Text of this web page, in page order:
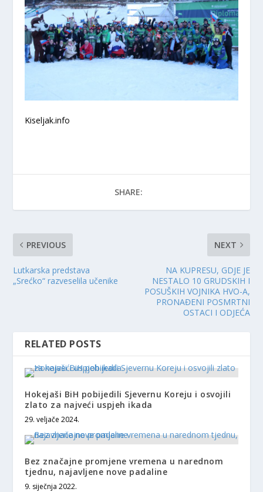
Kiseljak.info
SHARE:
PREVIOUS
Lutkarska predstava
„Srećko“ razveselila učenike
NEXT
NA KUPRESU, GDJE JE
NESTALO 10 GRUDSKIH I
POSUŠKIH VOJNIKA HVO-A,
PRONAĐENI POSMRTNI
OSTACI I ODJEĆA
RELATED POSTS
Hokejaši BiH pobijedili Sjevernu Koreju i osvojili
zlato za najveći uspjeh ikada
29. veljače 2024.
Bez značajne promjene vremena u narednom
tjednu, najavljene nove padaline
9. siječnja 2022.